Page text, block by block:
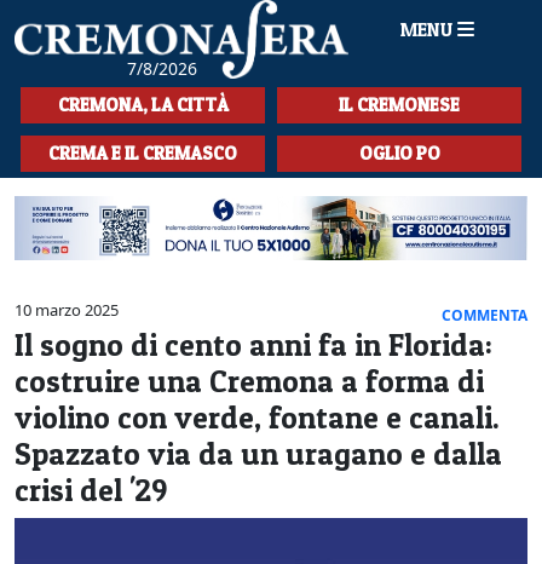
7/8/2026
MENU
HOME
CRONACA
SPORT
LA MUSICA
CULTURA
LA STORIA
SPETTACOLI
L'EDITORIALE
SEZIONI
CREMONA, LA CITTÀ IL CREMONESE
CREMA E IL CREMASCO OGLIO PO
10 marzo 2025 COMMENTA
Il sogno di cento anni fa in Florida:
costruire una Cremona a forma di
violino con verde, fontane e canali.
Spazzato via da un uragano e dalla
crisi del '29